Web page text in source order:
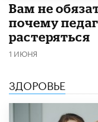
​Вам не
почему
растеряться
1 ИЮНЯ
ЗДОРОВЬЕ